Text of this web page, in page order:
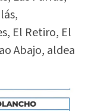
El Retiro, El
Abajo, aldea